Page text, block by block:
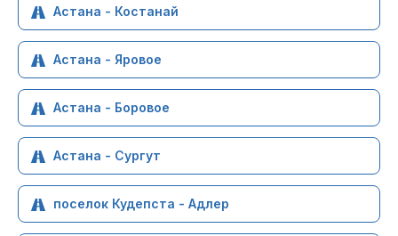
Астана - Костанай
Астана - Яровое
Астана - Боровое
Астана - Сургут
поселок Кудепста - Адлер